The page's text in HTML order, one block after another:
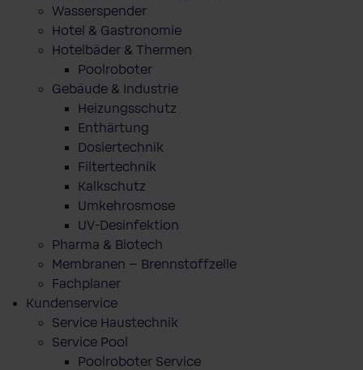
Wasserspender
Hotel & Gastronomie
Hotelbäder & Thermen
Poolroboter
Gebäude & Industrie
Heizungsschutz
Enthärtung
Dosiertechnik
Filtertechnik
Kalkschutz
Umkehrosmose
UV-Desinfektion
Pharma & Biotech
Membranen – Brennstoffzelle
Fachplaner
Kundenservice
Service Haustechnik
Service Pool
Poolroboter Service